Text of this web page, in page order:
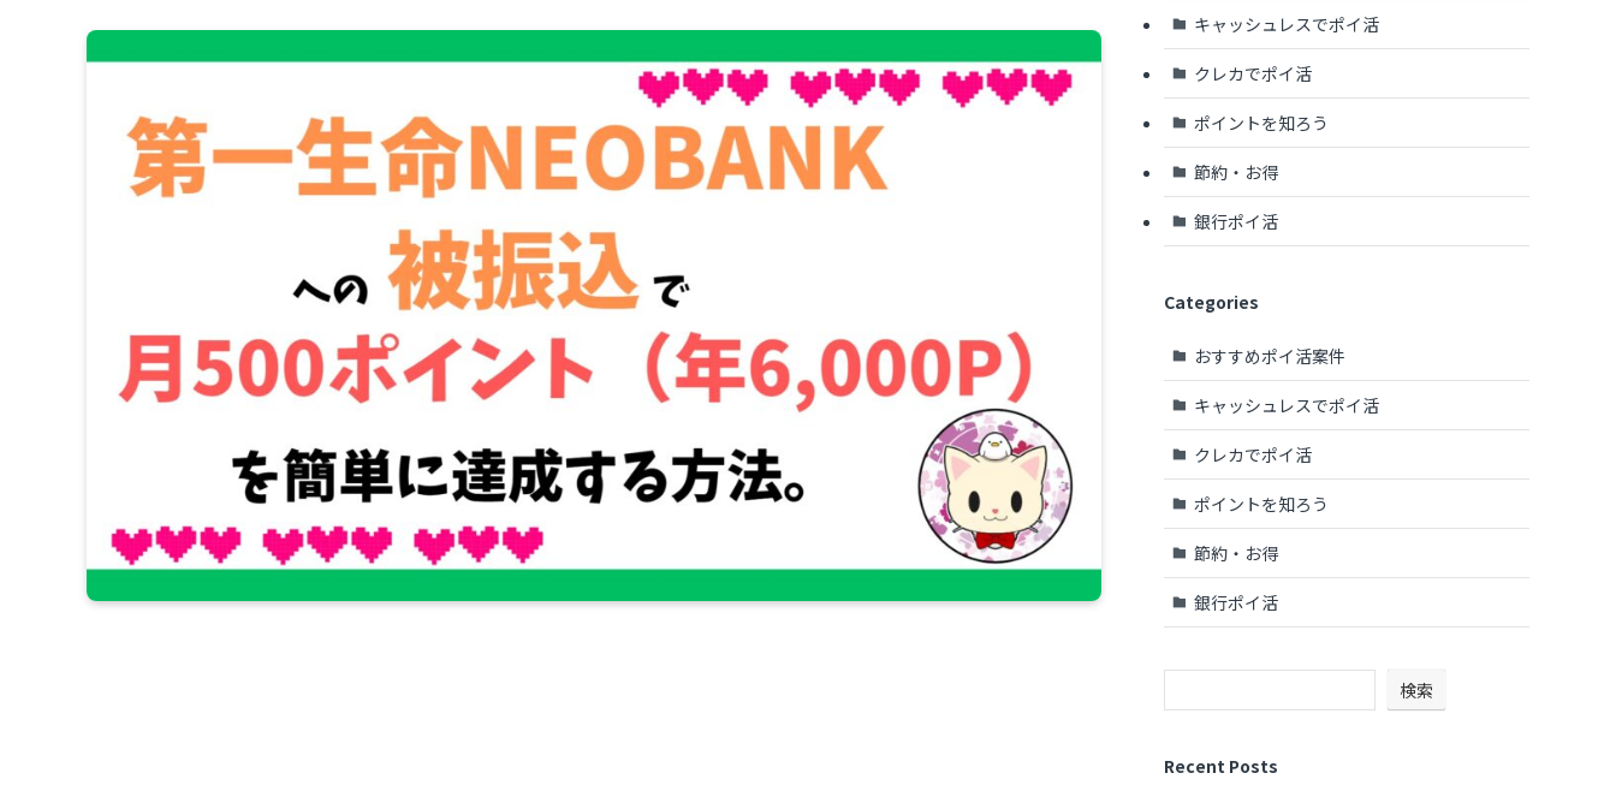
キャッシュレスでポイ活
クレカでポイ活
ポイントを知ろう
節約・お得
銀行ポイ活
Categories
おすすめポイ活案件
キャッシュレスでポイ活
クレカでポイ活
ポイントを知ろう
節約・お得
銀行ポイ活
検索
Recent Posts